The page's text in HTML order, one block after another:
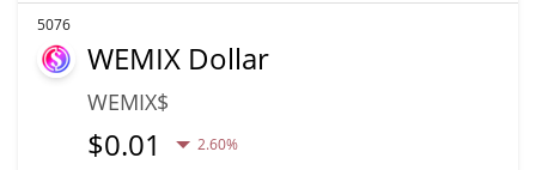
5076
WEMIX Dollar
WEMIX$
$0.01 2.60%